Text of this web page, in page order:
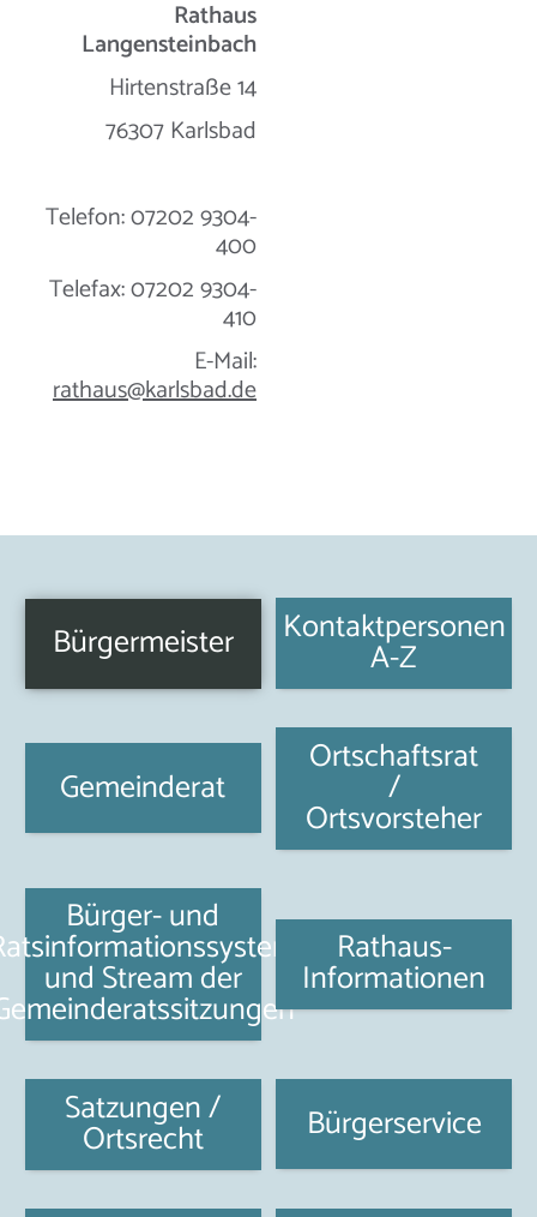
Rathaus
Langensteinbach
Hirtenstraße 14
76307 Karlsbad
Telefon: 07202 9304-
400
Telefax: 07202 9304-
410
E-Mail:
rathaus@karlsbad.de
Bürgermeister Kontaktpersonen
A-Z
Gemeinderat
Ortschaftsrat
/
Ortsvorsteher
Bürger- und
und Stream der
Rathaus-
Informationen
Satzungen /
Ortsrecht Bürgerservice